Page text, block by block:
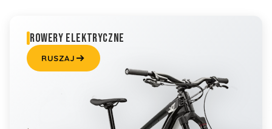
ROWERY ELEKTRYCZNE
RUSZAJ